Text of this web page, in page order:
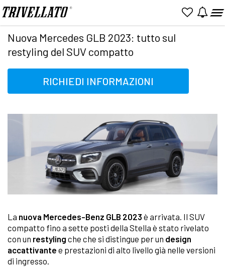
Home News
Nuova Mercedes GLB 2023: tutto sul
restyling del SUV compatto
RICHIEDI INFORMAZIONI
La nuova Mercedes-Benz GLB 2023 è arrivata. Il SUV
compatto fino a sette posti della Stella è stato rivelato
con un restyling che che si distingue per un design
accattivante e prestazioni di alto livello già nelle versioni
di ingresso.